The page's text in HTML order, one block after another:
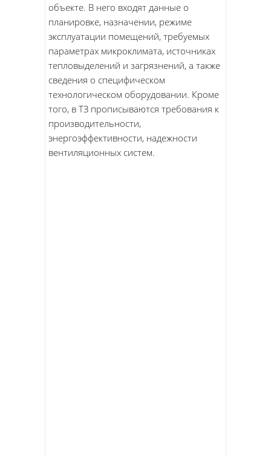
объекте. В него входят данные о
планировке, назначении, режиме
эксплуатации помещений, требуемых
параметрах микроклимата, источниках
тепловыделений и загрязнений, а также
сведения о специфическом
технологическом оборудовании. Кроме
того, в ТЗ прописываются требования к
производительности,
энергоэффективности, надежности
вентиляционных систем.